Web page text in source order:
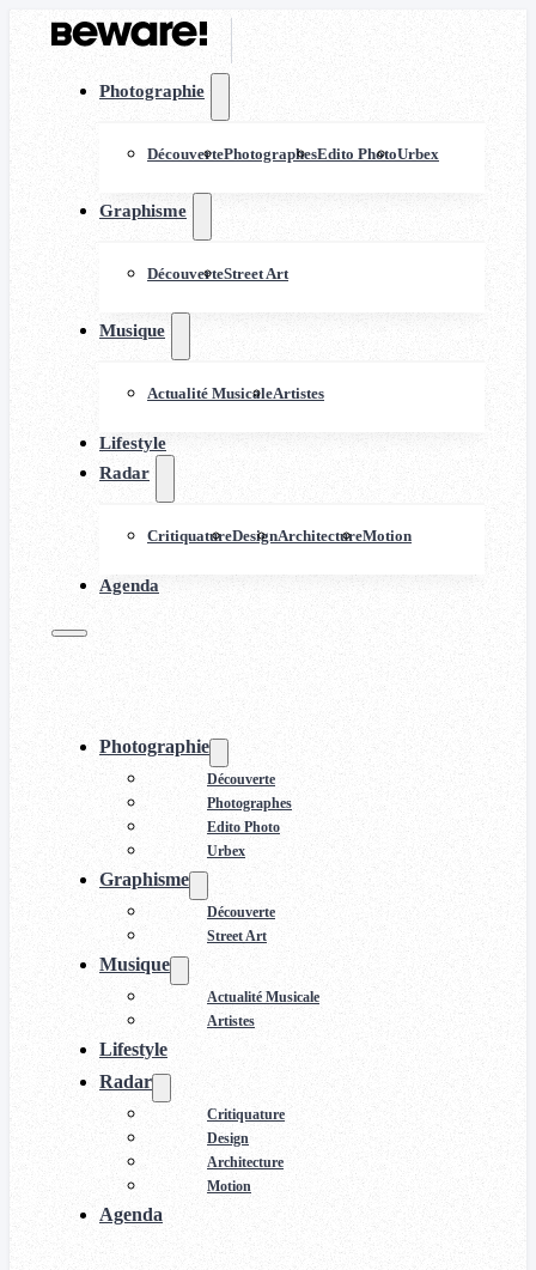
Photographie
DécouvertePhotographesEdito PhotoUrbex
Graphisme
DécouverteStreet Art
Musique
Actualité MusicaleArtistes
Lifestyle
Radar
CritiquatureDesignArchitectureMotion
Agenda
Photographie
Découverte
Photographes
Edito Photo
Urbex
Graphisme
Découverte
Street Art
Musique
Actualité Musicale
Artistes
Lifestyle
Radar
Critiquature
Design
Architecture
Motion
Agenda